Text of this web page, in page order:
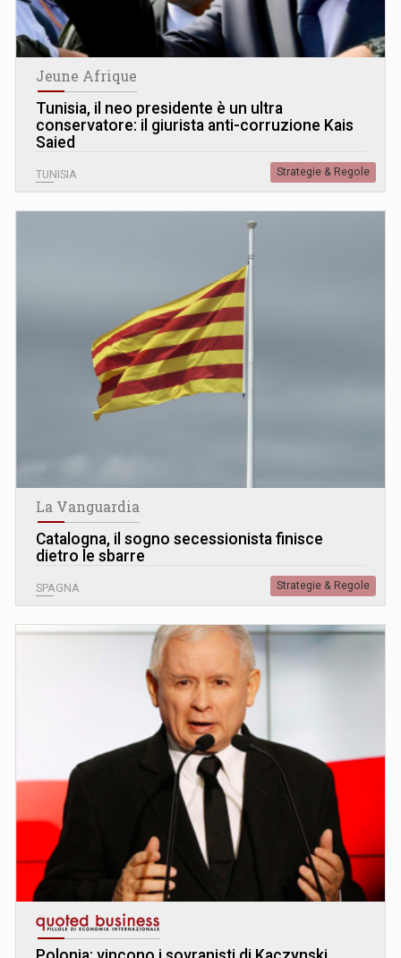
Jeune Afrique
Tunisia, il neo presidente è un ultra
conservatore: il giurista anti-corruzione Kais
Saied
TUNISIA Strategie & Regole
La Vanguardia
Catalogna, il sogno secessionista finisce
dietro le sbarre
SPAGNA Strategie & Regole